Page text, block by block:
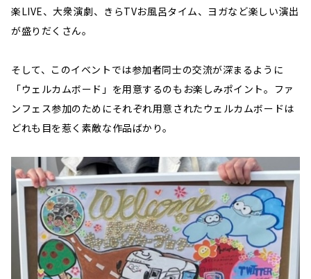
楽LIVE、大衆演劇、きらTVお風呂タイム、ヨガなど楽しい演出
が盛りだくさん。
そして、このイベントでは参加者同士の交流が深まるように
「ウェルカムボード」を用意するのもお楽しみポイント。ファ
ンフェス参加のためにそれぞれ用意されたウェルカムボードは
どれも目を惹く素敵な作品ばかり。